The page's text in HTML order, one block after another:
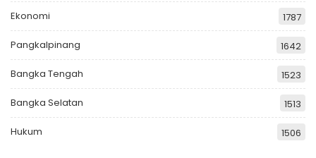
Ekonomi 1787
Pangkalpinang 1642
Bangka Tengah 1523
Bangka Selatan 1513
Hukum 1506